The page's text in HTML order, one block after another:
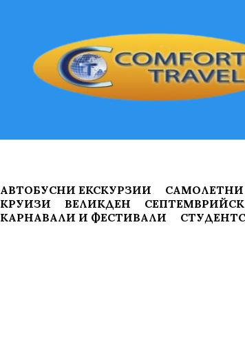
АВТОБУСНИ ЕКСКУРЗИИ САМОЛЕТНИ
КРУИЗИ
ВЕЛИКДЕН
КАРНАВАЛИ И ФЕСТИВАЛИ